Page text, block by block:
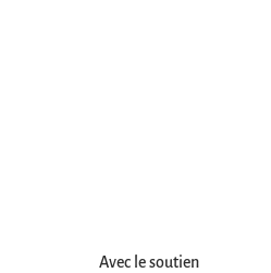
Avec le soutien